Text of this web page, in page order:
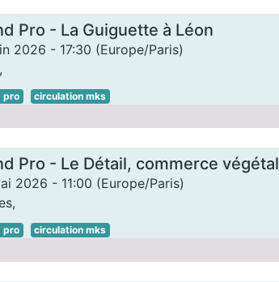
Pro - La Guiguette à Léon
2026 - 17:30 (Europe/Paris)
,
pro circulation mks
Pro - Le Détail, commerce végétal
2026 - 11:00 (Europe/Paris)
,
pro circulation mks